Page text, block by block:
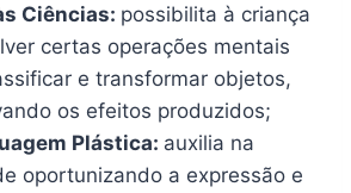
Ciências: possibilita à criança
certas operações mentais
e transformar objetos,
os efeitos produzidos;
Plástica: auxilia na
oportunizando a expressão e